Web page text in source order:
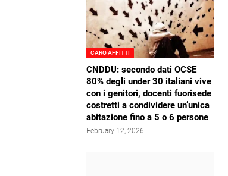
CARO AFFITTI
CNDDU: secondo dati OCSE
80% degli under 30 italiani vive
con i genitori, docenti fuorisede
costretti a condividere un’unica
abitazione fino a 5 o 6 persone
February 12, 2026